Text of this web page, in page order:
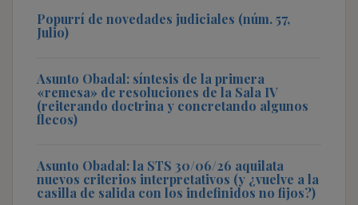
Popurrí de novedades judiciales (núm. 57,
Julio)
Asunto Obadal: síntesis de la primera
«remesa» de resoluciones de la Sala IV
(reiterando doctrina y concretando algunos
flecos)
Asunto Obadal: la STS 30/06/26 aquilata
nuevos criterios interpretativos (y ¿vuelve a la
casilla de salida con los indefinidos no fijos?)